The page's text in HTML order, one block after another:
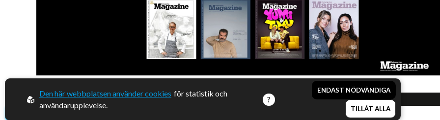
© 2026, Enterprise Magazine
Den här webbplatsen använder cookies för statistik och
användarupplevelse.
ENDAST NÖDVÄNDIGA
TILLÅT ALLA